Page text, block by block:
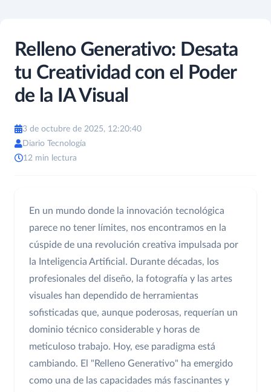
Relleno Generativo: Desata
tu Creatividad con el Poder
de la IA Visual
3 de octubre de 2025, 12:20:40
Diario Tecnología
12 min lectura
En un mundo donde la innovación tecnológica
parece no tener límites, nos encontramos en la
cúspide de una revolución creativa impulsada por
la Inteligencia Artificial. Durante décadas, los
profesionales del diseño, la fotografía y las artes
visuales han dependido de herramientas
sofisticadas que, aunque poderosas, requerían un
dominio técnico considerable y horas de
meticuloso trabajo. Hoy, ese paradigma está
cambiando. El "Relleno Generativo" ha emergido
como una de las capacidades más fascinantes y